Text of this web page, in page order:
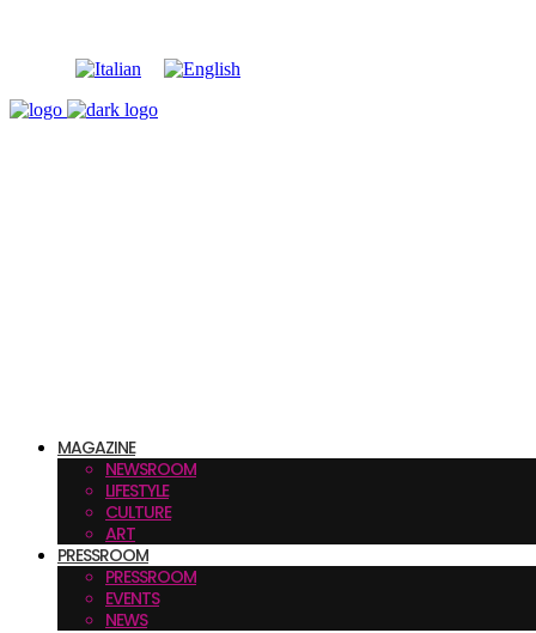
MAGAZINE
NEWSROOM
LIFESTYLE
CULTURE
ART
PRESSROOM
PRESSROOM
EVENTS
NEWS